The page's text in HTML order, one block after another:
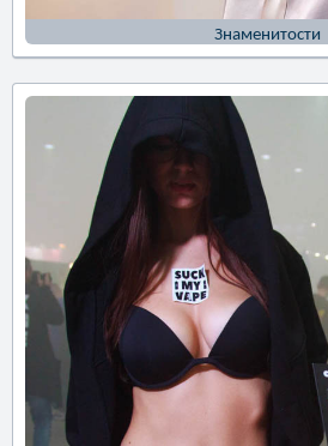
Знаменитости